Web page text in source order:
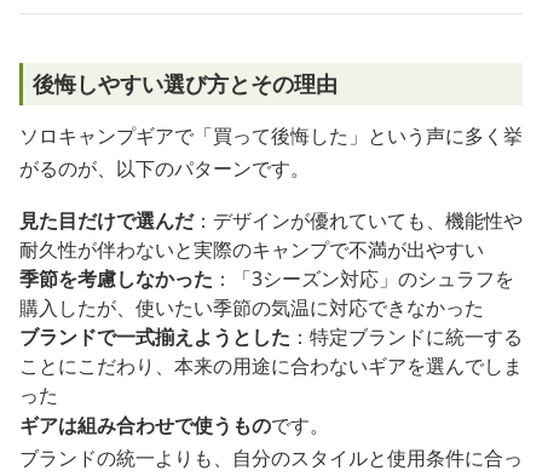
後悔しやすい選び方とその理由
ソロキャンプギアで「買って後悔した」という声に多く挙
がるのが、以下のパターンです。
見た目だけで選んだ：デザインが優れていても、機能性や
耐久性が伴わないと実際のキャンプで不満が出やすい
季節を考慮しなかった ：「3シーズン対応」のシュラフを
購入したが、使いたい季節の気温に対応できなかった
ブランドで一式揃えようとした ：特定ブランドに統一する
ことにこだわり、本来の用途に合わないギアを選んでしま
った
ギアは組み合わせで使うものです。
ブランドの統一よりも、自分のスタイルと使用条件に合っ